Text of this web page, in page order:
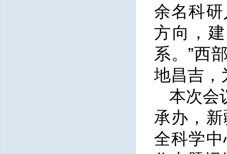
余名科
方向，
系。”西
地昌吉，
本次会
承办，
全科学